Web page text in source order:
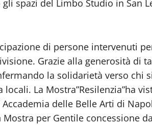
spazi del Limbo Studio in San
di persone intervenuti
Grazie alla generosità di
la solidarietà verso chi
La Mostra”Resilenzia”ha
delle Belle Arti di
per Gentile concessione